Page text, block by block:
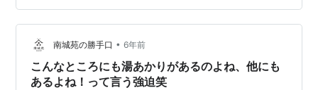
居間と、キッチン、カウンタースペースもあり。 そして
気になるお風呂… サイトだと詳しい記載がなく、 お湯を
張った色味が明ら…
南城苑の勝手口 • 6年前
こんなところにも湯あかりがあるのよね、他にも
あるよね！って言う強迫笑